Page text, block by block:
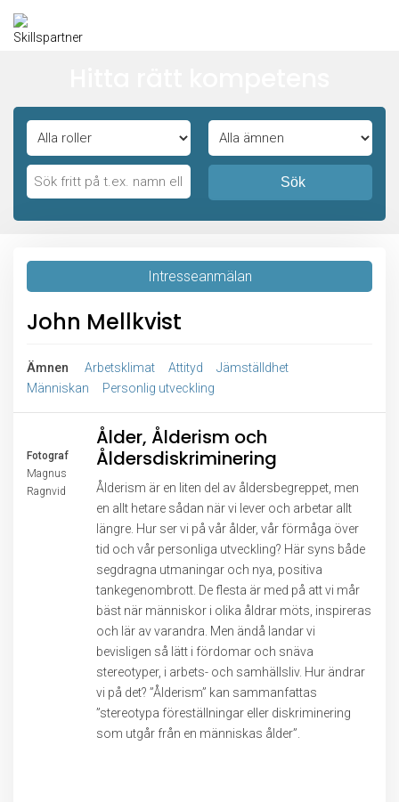
Sök
Intresseanmälan
John Mellkvist
Ämnen Arbetsklimat Attityd
Jämställdhet
Människan
Personlig utveckling
Fotograf
Magnus
Ragnvid
Ålder, Ålderism och
Åldersdiskriminering
Ålderism är en liten del av åldersbegreppet, men
en allt hetare sådan när vi lever och arbetar allt
längre. Hur ser vi på vår ålder, vår förmåga över
tid och vår personliga utveckling? Här syns både
segdragna utmaningar och nya, positiva
tankegenombrott. De flesta är med på att vi mår
bäst när människor i olika åldrar möts, inspireras
och lär av varandra. Men ändå landar vi
bevisligen så lätt i fördomar och snäva
stereotyper, i arbets- och samhällsliv. Hur ändrar
vi på det? ”Ålderism” kan sammanfattas
”stereotypa föreställningar eller diskriminering
som utgår från en människas ålder”.